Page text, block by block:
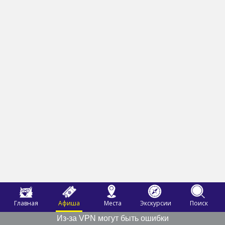
Главная Афиша Места Экскурсии
Поиск
Из-за VPN могут быть ошибки